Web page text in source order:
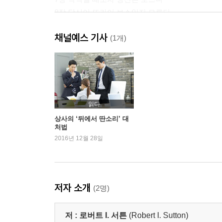
8장 당신이 또라이 보스일지 모른다
3부 굿 보스라면 굿 보스답게 생각하고 행동하라
9장 결국 당신에게 달렸다
주석
채널예스 기사 (1개)
읽다
상사의 ‘뒤에서 딴소리’ 대
처법
2016년 12월 28일
저자 소개 (2명)
저 : 로버트 I. 서튼 (Robert I. Sutton)